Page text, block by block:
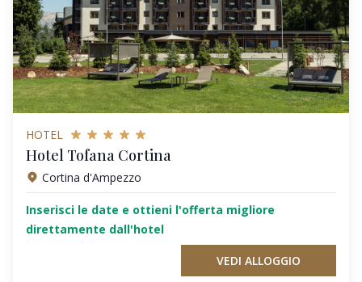
HOTEL
Hotel Tofana Cortina
Cortina d'Ampezzo
Inserisci le date e ottieni l'offerta migliore
direttamente dall'hotel
VEDI ALLOGGIO